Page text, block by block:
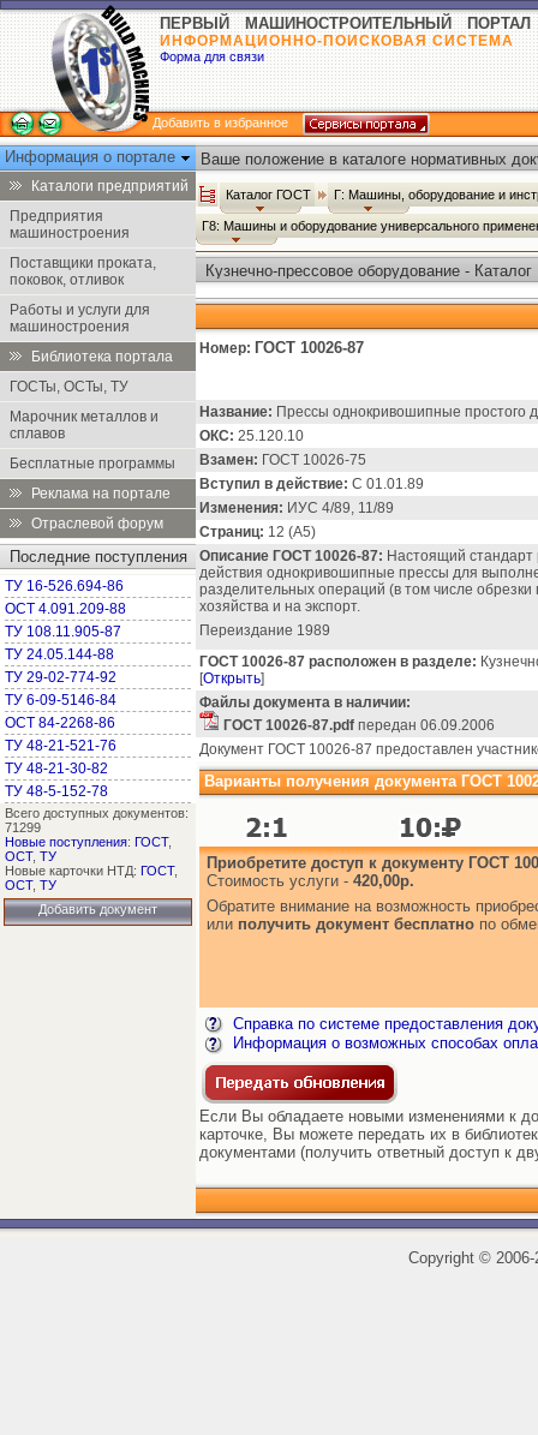
ПЕРВЫЙ МАШИНОСТРОИТЕЛЬНЫЙ ПОРТАЛ
ИНФОРМАЦИОННО-ПОИСКОВАЯ СИСТЕМА
Форма для связи
Добавить в избранное
Информация о портале
Каталоги предприятий
Предприятия
машиностроения
Поставщики проката,
поковок, отливок
Работы и услуги для
машиностроения
Библиотека портала
ГОСТы, ОСТы, ТУ
Марочник металлов и
сплавов
Бесплатные программы
Реклама на портале
Отраслевой форум
Последние поступления
ТУ 16-526.694-86
ОСТ 4.091.209-88
ТУ 108.11.905-87
ТУ 24.05.144-88
ТУ 29-02-774-92
ТУ 6-09-5146-84
ОСТ 84-2268-86
ТУ 48-21-521-76
ТУ 48-21-30-82
ТУ 48-5-152-78
Всего доступных документов:
71299
Новые поступления: ГОСТ,
ОСТ, ТУ
Новые карточки НТД: ГОСТ,
ОСТ, ТУ
Добавить документ
Ваше положение в каталоге нормативных
Каталог ГОСТ Г: Машины, оборудование и
Г8: Машины и оборудование универсального
Кузнечно-прессовое оборудование -
Номер: ГОСТ 10026-87
Название: Прессы однокривошипные простого
ОКС: 25.120.10
Взамен: ГОСТ 10026-75
Вступил в действие: С 01.01.89
Изменения: ИУС 4/89, 11/89
Страниц: 12 (А5)
Описание ГОСТ 10026-87: Настоящий стандарт
действия однокривошипные прессы для
разделительных операций (в том числе
хозяйства и на экспорт.
Переиздание 1989
ГОСТ 10026-87 расположен в разделе:
[Открыть]
Файлы документа в наличии:
ГОСТ 10026-87.pdf передан 06.09.2006
Документ ГОСТ 10026-87 предоставлен
Варианты получения документа ГОСТ
Приобретите доступ к документу ГОСТ
Стоимость услуги - 420,00р.
Обратите внимание на возможность
или получить документ бесплатно по
Справка по системе предоставления
Информация о возможных способах
Если Вы обладаете новыми изменениями к
карточке, Вы можете передать их в
документами (получить ответный доступ к
Copyright ©